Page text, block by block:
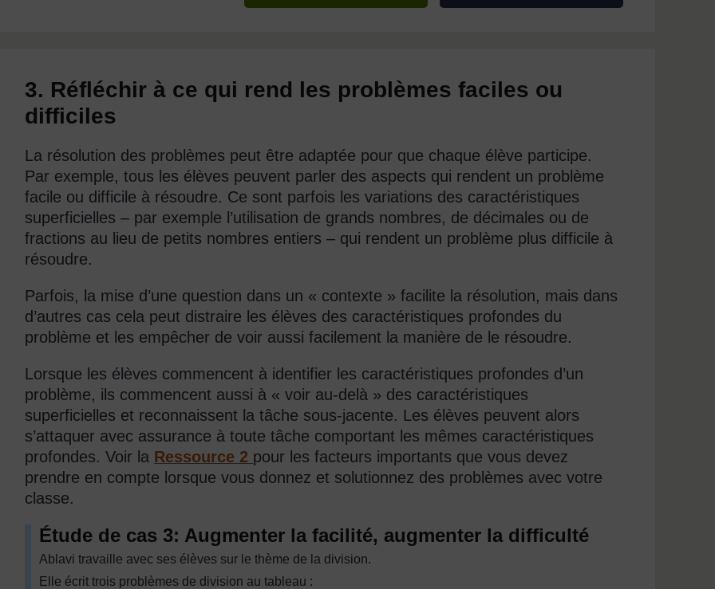
3. Réfléchir à ce qui rend les problèmes faciles ou
difficiles
La résolution des problèmes peut être adaptée pour que chaque élève participe.
Par exemple, tous les élèves peuvent parler des aspects qui rendent un problème
facile ou difficile à résoudre. Ce sont parfois les variations des caractéristiques
superficielles – par exemple l’utilisation de grands nombres, de décimales ou de
fractions au lieu de petits nombres entiers – qui rendent un problème plus difficile à
résoudre.
Parfois, la mise d’une question dans un « contexte » facilite la résolution, mais dans
d’autres cas cela peut distraire les élèves des caractéristiques profondes du
problème et les empêcher de voir aussi facilement la manière de le résoudre.
Lorsque les élèves commencent à identifier les caractéristiques profondes d’un
problème, ils commencent aussi à « voir au-delà » des caractéristiques
superficielles et reconnaissent la tâche sous-jacente. Les élèves peuvent alors
s’attaquer avec assurance à toute tâche comportant les mêmes caractéristiques
profondes. Voir la Ressource 2 pour les facteurs importants que vous devez
prendre en compte lorsque vous donnez et solutionnez des problèmes avec votre
classe.
Étude de cas 3: Augmenter la facilité, augmenter la difficulté
Ablavi travaille avec ses élèves sur le thème de la division.
Elle écrit trois problèmes de division au tableau :